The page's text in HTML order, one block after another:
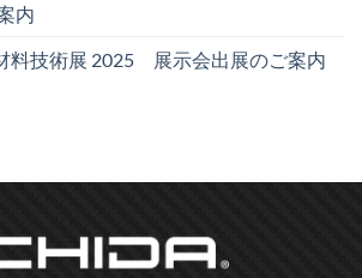
内
料技術展 2025 展示会出展のご案内